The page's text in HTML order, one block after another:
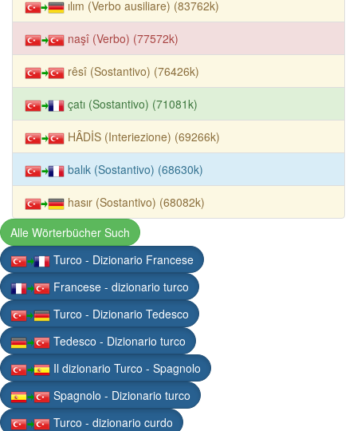
ılım (Verbo ausiliare) (83762k)
naşî (Verbo) (77572k)
rêsî (Sostantivo) (76426k)
çatı (Sostantivo) (71081k)
HÂDİS (Interiezione) (69266k)
balık (Sostantivo) (68630k)
hasır (Sostantivo) (68082k)
Alle Wörterbücher Such
Turco - Dizionario Francese
Francese - dizionario turco
Turco - Dizionario Tedesco
Tedesco - Dizionario turco
Il dizionario Turco - Spagnolo
Spagnolo - Dizionario turco
Turco - dizionario curdo